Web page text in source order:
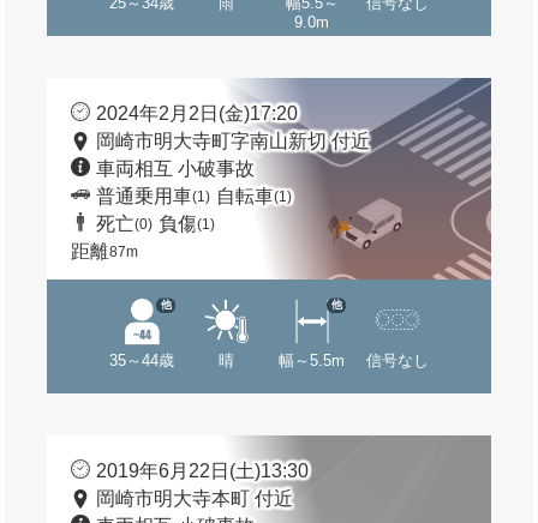
9.0m
2024年2月2日(金)17:20
岡崎市明大寺町字南山新切 付近
車両相互 小破事故
普通乗用車(1) 自転車(1)
死亡(0) 負傷(1)
距離87m
35～44歳
他
晴 幅～5.5m
他
信号なし
2019年6月22日(土)13:30
岡崎市明大寺本町 付近